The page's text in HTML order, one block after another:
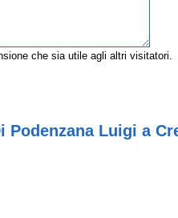
che sia utile agli altri visitatori.
Luigi a